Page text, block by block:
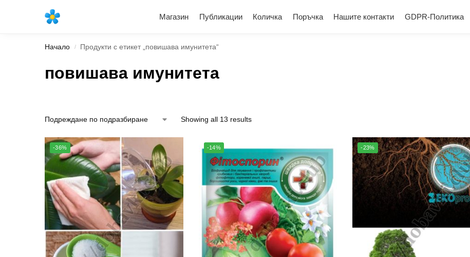
Магазин Публикации Количка Поръчка Нашите контакти GDPR-Политика
Най-новите продукти
Начало / Продукти с етикет „повишава имунитета“
повишава имунитета
Showing all 13 results
-36% -14% -23%